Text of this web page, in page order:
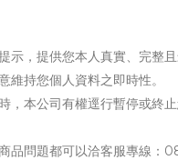
示，提供您本人真實、完整
持您個人資料之即時性。
，本公司有權逕行暫停或
品問題都可以洽客服專線：